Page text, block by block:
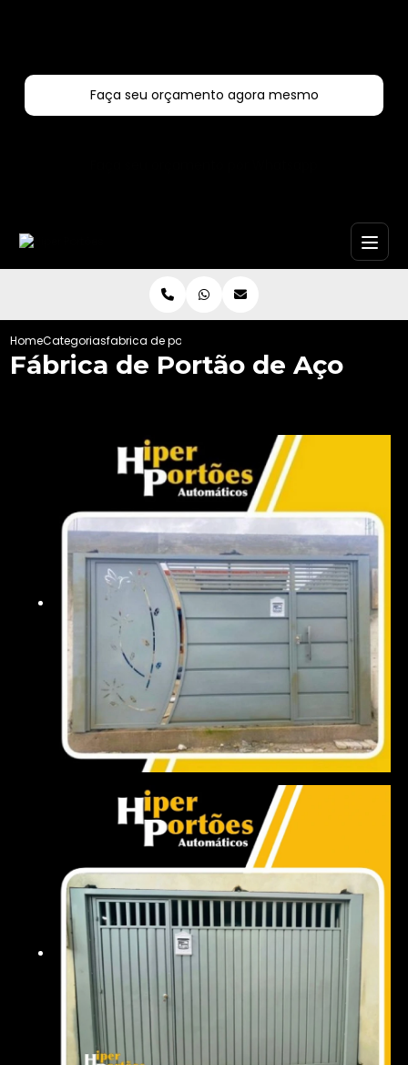
Faça seu orçamento agora mesmo
HomeCategoriasfabrica de portao de aco
Fábrica de Portão de Aço